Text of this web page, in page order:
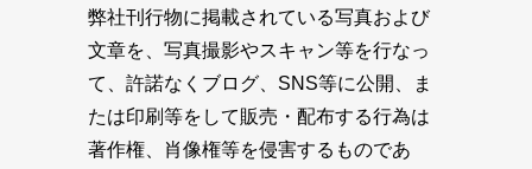
弊社刊行物に掲載されている写真および
文章を、写真撮影やスキャン等を行なっ
て、許諾なくブログ、SNS等に公開、ま
たは印刷等をして販売・配布する行為は
著作権、肖像権等を侵害するものであ